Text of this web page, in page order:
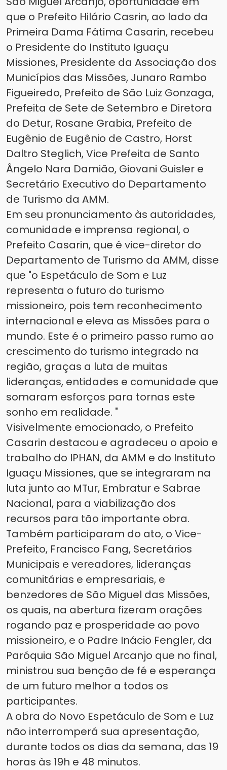
que o Prefeito Hilário Casrin, ao lado da
Primeira Dama Fátima Casarin, recebeu
o Presidente do Instituto Iguaçu
Missiones, Presidente da Associação dos
Municípios das Missões, Junaro Rambo
Figueiredo, Prefeito de São Luiz Gonzaga,
Prefeita de Sete de Setembro e Diretora
do Detur, Rosane Grabia, Prefeito de
Eugênio de Eugênio de Castro, Horst
Daltro Steglich, Vice Prefeita de Santo
Ângelo Nara Damião, Giovani Guisler e
Secretário Executivo do Departamento
de Turismo da AMM.
Em seu pronunciamento às autoridades,
comunidade e imprensa regional, o
Prefeito Casarin, que é vice-diretor do
Departamento de Turismo da AMM, disse
que "o Espetáculo de Som e Luz
representa o futuro do turismo
missioneiro, pois tem reconhecimento
internacional e eleva as Missões para o
mundo. Este é o primeiro passo rumo ao
crescimento do turismo integrado na
região, graças a luta de muitas
lideranças, entidades e comunidade que
somaram esforços para tornas este
sonho em realidade. "
Visivelmente emocionado, o Prefeito
Casarin destacou e agradeceu o apoio e
trabalho do IPHAN, da AMM e do Instituto
Iguaçu Missiones, que se integraram na
luta junto ao MTur, Embratur e Sabrae
Nacional, para a viabilização dos
recursos para tão importante obra.
Também participaram do ato, o Vice-
Prefeito, Francisco Fang, Secretários
Municipais e vereadores, lideranças
comunitárias e empresariais, e
benzedores de São Miguel das Missões,
os quais, na abertura fizeram orações
rogando paz e prosperidade ao povo
missioneiro, e o Padre Inácio Fengler, da
Paróquia São Miguel Arcanjo que no final,
ministrou sua benção de fé e esperança
de um futuro melhor a todos os
participantes.
A obra do Novo Espetáculo de Som e Luz
não interromperá sua apresentação,
durante todos os dias da semana, das 19
horas às 19h e 48 minutos.